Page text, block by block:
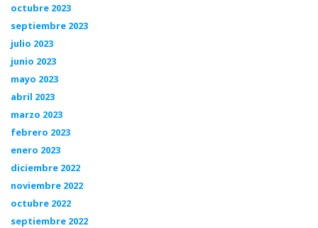
octubre 2023
septiembre 2023
julio 2023
junio 2023
mayo 2023
abril 2023
marzo 2023
febrero 2023
enero 2023
diciembre 2022
noviembre 2022
octubre 2022
septiembre 2022